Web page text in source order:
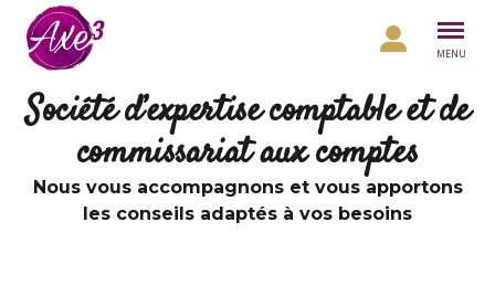
Aller au contenu
MENU
Société d’expertise comptable et de
commissariat aux comptes
Nous vous accompagnons et vous apportons
les conseils adaptés à vos besoins